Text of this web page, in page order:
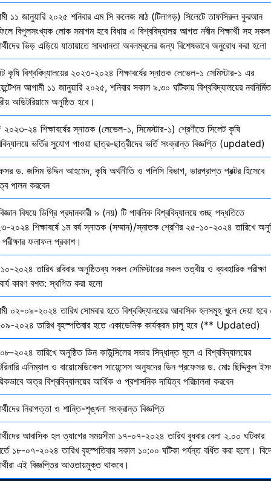
১১ জানুয়ারি ২০২৫ শনিবার এম সি কলেজ মাঠ (টিলাগড়) সিলেটে তাফসিরুল কুরআন
বিপুলসংখ্যক লোক সমাগম হবে বিধায় এ বিশ্ববিদ্যালয় আগত নবীন শিক্ষার্থী সহ সকল
ভিড় এড়িয়ে যাতায়াতে সাবধানতা অবলম্বনের জন্য বিশেষভাবে অনুরোধ করা হলো
কৃষি বিশ্ববিদ্যালয়ের ২০২৩-২০২৪ শিক্ষাবর্ষের স্নাতক লেভেল-১ সেমিস্টার-১ এর
আগামী ১১ জানুয়ারি ২০২৫, শনিবার সকাল ৯.৩০ ঘটিকায় বিশ্ববিদ্যালয়ের নবনির্মিত
অডিটরিয়ামে অনুষ্ঠিত হবে।
২৪ শিক্ষাবর্ষের স্নাতক (লেভেল-১, সিমেস্টার-১) শ্রেণীতে সিলেট কৃষি
ভর্তির সুযোগ পাওয়া ছাত্র-ছাত্রীদের ভর্তি সংক্রান্ত বিজ্ঞপ্তি (updated)
ড. জসিম উদ্দিন আহমেদ, কৃষি অর্থনীতি ও পলিসি বিভাগ, ভারপ্রাপ্ত প্রক্টর হিসেবে
পালন করবেন
বিষয়ে ডিগ্রি প্রদানকারী ৯ (নয়) টি পাবলিক বিশ্ববিদ্যালয়ে গুচ্ছ পদ্ধতিতে
২০২৪ শিক্ষাবর্ষে ১ম বর্ষ স্নাতক (সম্মান)/স্নাতক শ্রেণির ২৫-১০-২০২৪ তারিখে
পরীক্ষার ফলাফল প্রকাশ।
২০২৪ তারিখ রবিবার অনুষ্ঠিতব্য সকল সেমিস্টারের সকল তত্বীয় ও ব্যবহারিক পরীক্ষা
কারণ বশত: স্থগিত করা হলো
০২-০৯-২০২৪ তারিখ সোমবার হতে বিশ্ববিদ্যালয়ের আবাসিক হলসমূহ খুলে দেয়া হবে
২০২৪ তারিখ বৃহস্পতিবার হতে একাডেমিক কার্যক্রম চালু হবে (** Updated)
২০২৪ তারিখে অনুষ্ঠিত ডিন কাউন্সিলের সভার সিদ্ধান্ত মূলে এ বিশ্ববিদ্যালয়ের
এনিম্যাল ও বায়োমেডিকেল সায়েন্সেস অনুষদের ডিন প্রফেসর ড. মোঃ ছিদ্দিকুল
অত্র বিশ্ববিদ্যালয়ের আর্থিক ও প্রশাসনিক দায়িত্ব পরিচালনা করবেন
নিরাপত্তা ও শান্তি-শৃঙ্খলা সংক্রান্ত বিজ্ঞপ্তি
আবাসিক হল ত্যাগের সময়সীমা ১৭-০৭-২০২৪ তারিখ বুধবার বেলা ২.০০ ঘটিকার
১৮-০৭-২০২৪ তারিখ বৃহস্পতিবার সকাল ১০:০০ ঘটিকা পর্যন্ত বর্ধিত করা হলো।
এই বিজ্ঞপ্তির আওতায়মুক্ত থাকবে।